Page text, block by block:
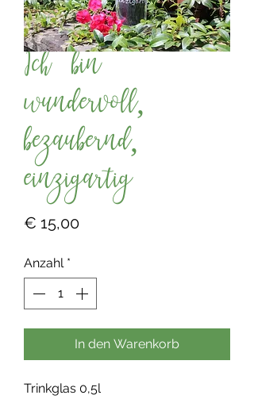
Ich bin
wundervoll,
bezaubernd,
einzigartig
€ 15,00Preis
Anzahl *
In den Warenkorb
Trinkglas 0,5l